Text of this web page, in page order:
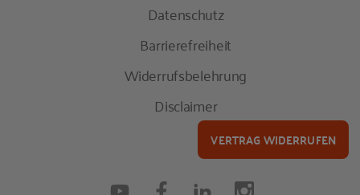
Datenschutz
Barrierefreiheit
Widerrufsbelehrung
Disclaimer
VERTRAG WIDERRUFEN